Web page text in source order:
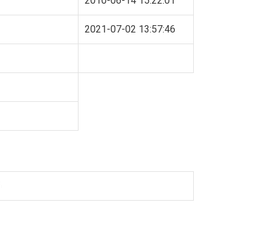
2021-07-02 13:57:46